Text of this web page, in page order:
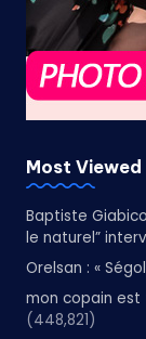
Most
Baptiste
le naturel”
Orelsan : «
mon copain est
(448,821)